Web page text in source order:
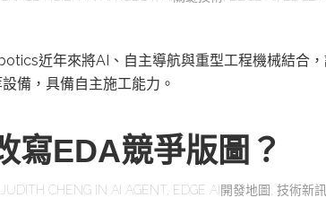
近年來將AI、自主導航與重型工程機械結合
備，具備自主施工能力。
寫EDA競爭版圖？
JUDITH CHENG IN AI AGENT EDGE AI開發地圖 技術新訊